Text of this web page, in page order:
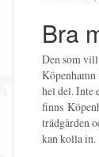
Bra
Den som vill
Köpenhamn
hel del. Inte
finns
trädgården
kan kolla in.